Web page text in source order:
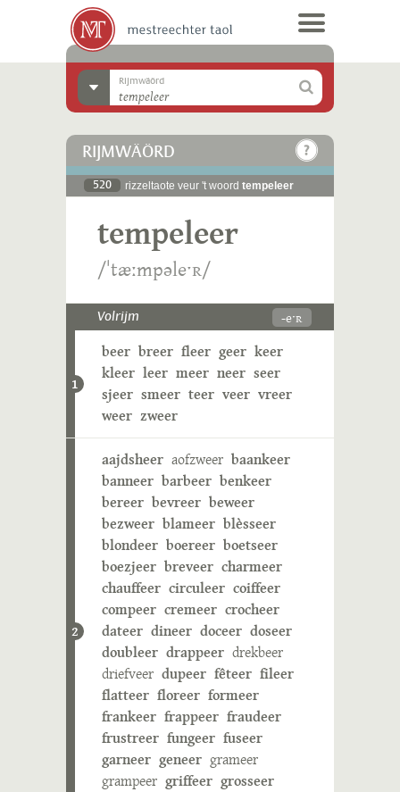
Rijmwäörd
RIJMWÄÖRD
520 rizzeltaote veur 't woord tempeleer
tempeleer
/ˈtæːmpəleˑʀ/
Volrijm -eˑʀ
1
beer breer fleer geer keer
kleer leer meer neer seer
sjeer smeer teer veer vreer
weer zweer
2
aajdsheer aofzweer baankeer
banneer barbeer benkeer
bereer bevreer beweer
bezweer blameer blèsseer
blondeer boereer boetseer
boezjeer breveer charmeer
chauffeer circuleer coiffeer
compeer cremeer crocheer
dateer dineer doceer doseer
doubleer drappeer drekbeer
driefveer dupeer fêteer fileer
flatteer floreer formeer
frankeer frappeer fraudeer
frustreer fungeer fuseer
garneer geneer grameer
grampeer griffeer grosseer